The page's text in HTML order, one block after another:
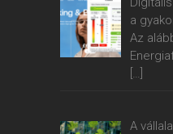
a
Az
A